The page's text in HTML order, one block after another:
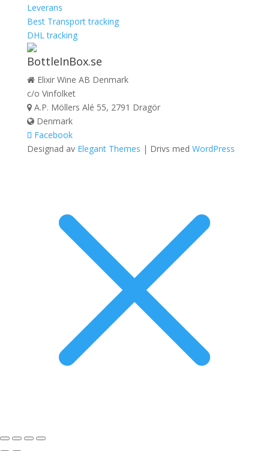
Leverans
Best Transport tracking
DHL tracking
BottleInBox.se
Elixir Wine AB Denmark
c/o Vinfolket
A.P. Möllers Alé 55, 2791 Dragör
Denmark
Facebook
Designad av Elegant Themes | Drivs med WordPress